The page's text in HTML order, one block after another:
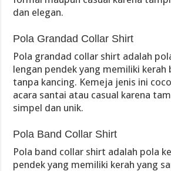
dan elegan.
Pola Grandad Collar Shirt
Pola grandad collar shirt adalah
lengan pendek yang memiliki kerah
tanpa kancing. Kemeja jenis ini
acara santai atau casual karena
simpel dan unik.
Pola Band Collar Shirt
Pola band collar shirt adalah pola
pendek yang memiliki kerah yang